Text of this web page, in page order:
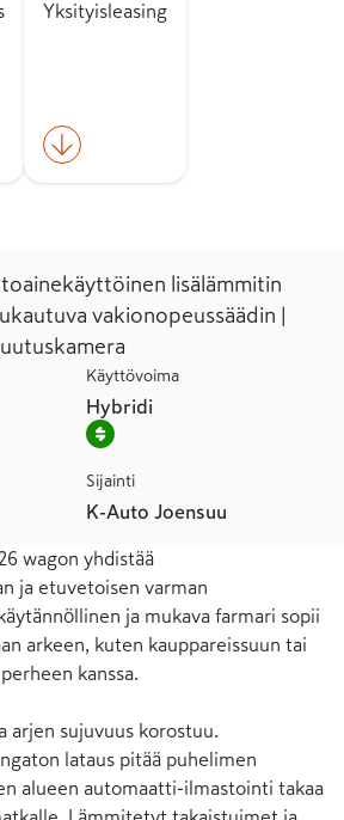
Yksityisleasing
lisälämmitin
vakionopeussäädin |
Käyttövoima
Hybridi
Sijainti
K-Auto Joensuu
wagon yhdistää
ja etuvetoisen varman
ja mukava farmari sopii
arkeen, kuten kauppareissuun tai
kanssa.
arjen sujuvuus korostuu.
lataus pitää puhelimen
alueen automaatti-ilmastointi takaa